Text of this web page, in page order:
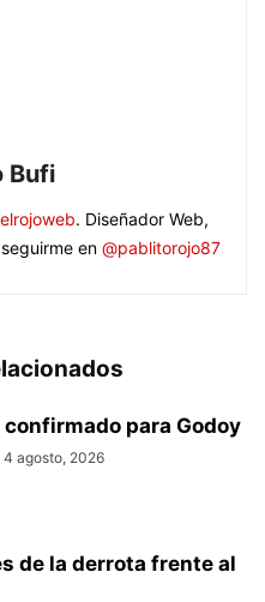
Bufi
. Diseñador Web,
en @pablitorojo87
confirmado para Godoy
4 agosto, 2026
de la derrota frente al